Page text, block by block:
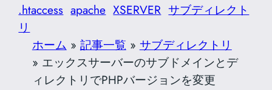
.htaccess apache XSERVER サブディレクト
リ
ホーム » 記事一覧 » サブディレクトリ
» エックスサーバーのサブドメインとデ
ィレクトリでPHPバージョンを変更